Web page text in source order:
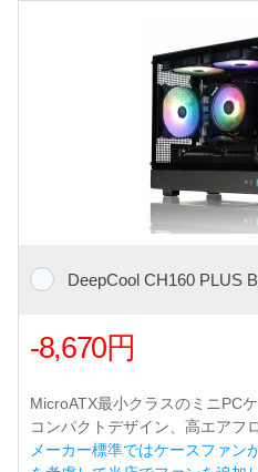
DeepCool CH160 PLUS
-8,670円
MicroATX最小クラスのミニPCケ
コンパクトデザイン、高エアフ
メーカー標準ではケースファン